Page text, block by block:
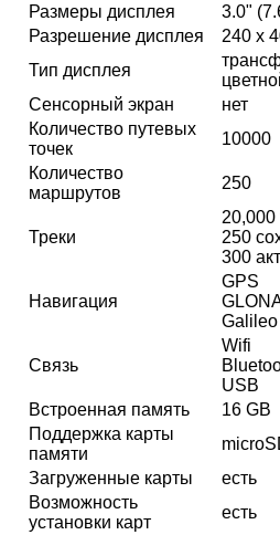
Размеры дисплея
3.0"
Разрешение дисплея
240 x
Тип дисплея
Сенсорный экран
нет
Количество путевых
точек
10000
Количество
маршрутов
250
Треки
20,000
250
300
Навигация
GPS
Galileo
Связь
Wifi
USB
Встроенная память
16 GB
Поддержка карты
памяти
Загруженные карты
есть
Возможность
установки карт
есть